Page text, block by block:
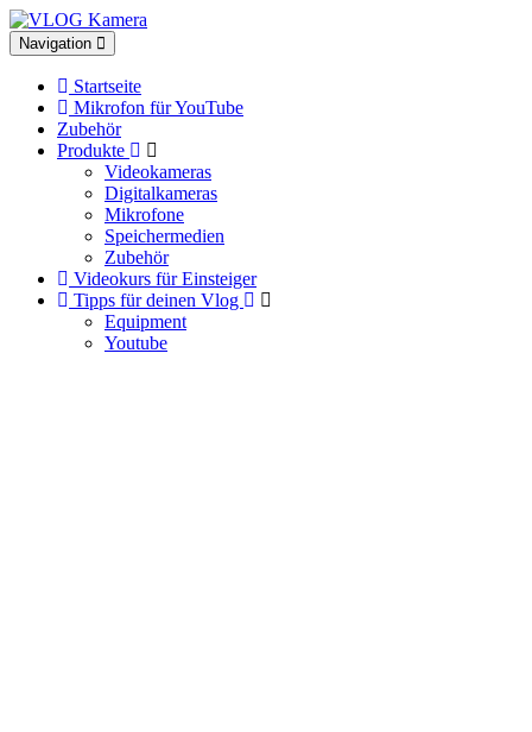
Toggle
navigation
Navigation
Startseite
Mikrofon für YouTube
Zubehör
Produkte
Videokameras
Digitalkameras
Mikrofone
Speichermedien
Zubehör
Videokurs für Einsteiger
Tipps für deinen Vlog
Equipment
Youtube